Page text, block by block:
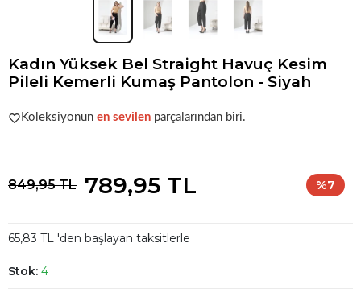
Kadın Yüksek Bel Straight Havuç Kesim
Pileli Kemerli Kumaş Pantolon - Siyah
Şu andaçok talep görüyor!
Koleksiyonun en sevilen parçalarından biri.
849,95 TL 789,95 TL %7
65,83 TL 'den başlayan taksitlerle
Stok: 4